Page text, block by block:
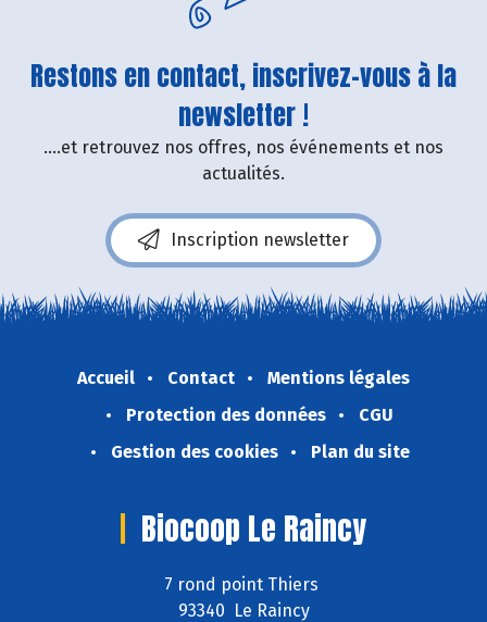
Restons en contact, inscrivez-vous à la
newsletter !
....et retrouvez nos offres, nos événements et nos
actualités.
Inscription newsletter
Accueil Contact
Mentions légales
Protection des données
CGU
Gestion des cookies
Plan du site
Biocoop Le Raincy
7 rond point Thiers
93340 Le Raincy